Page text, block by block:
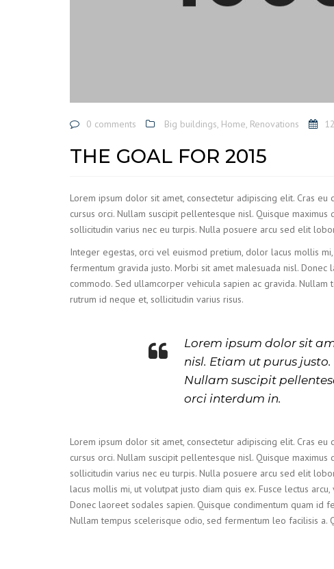
0 comments Big buildings Home Renovations
THE GOAL FOR 2015
Lorem ipsum dolor sit amet, consectetur adipiscing elit. Cras
cursus orci. Nullam suscipit pellentesque nisl. Quisque
sollicitudin varius nec eu turpis. Nulla posuere arcu sed elit
Integer egestas, orci vel euismod pretium, dolor lacus mollis
fermentum gravida justo. Morbi sit amet malesuada nisl.
commodo. Sed ullamcorper vehicula sapien ac gravida.
rutrum id neque et, sollicitudin varius risus.
Lorem ipsum dolor sit
nisl. Etiam ut purus
Nullam suscipit
orci interdum in.
Lorem ipsum dolor sit amet, consectetur adipiscing elit. Cras
cursus orci. Nullam suscipit pellentesque nisl. Quisque
sollicitudin varius nec eu turpis. Nulla posuere arcu sed elit
lacus mollis mi, ut volutpat justo diam quis ex. Fusce lectus
Donec laoreet sodales sapien. Quisque condimentum quam id
Nullam tempus scelerisque odio, sed fermentum leo facilisis a.